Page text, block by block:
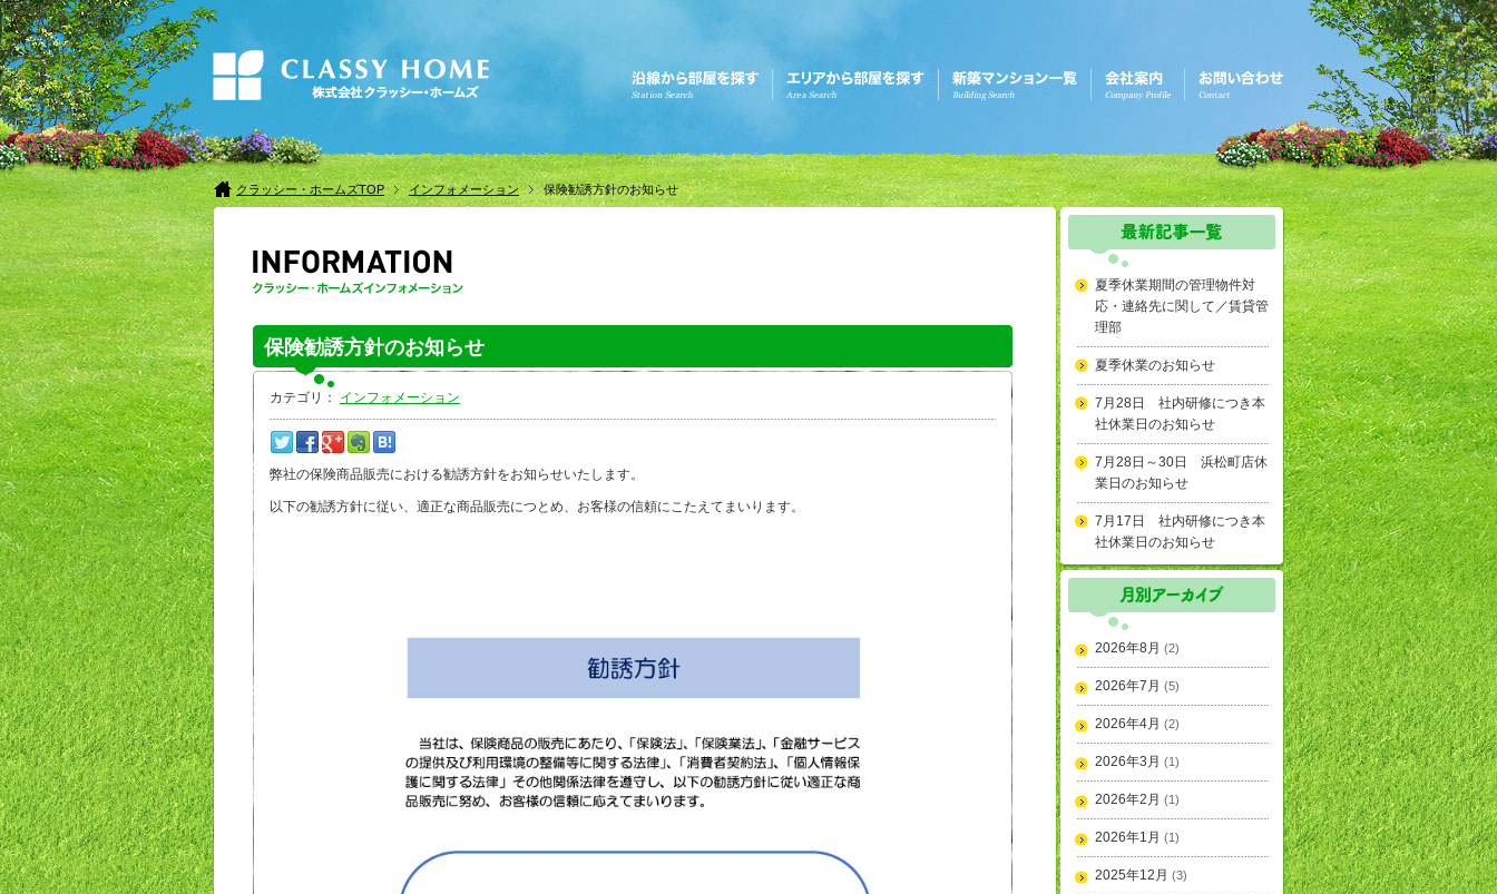
クラッシー・ホームズTOP インフォメーション 保険勧誘方針のお知らせ
保険勧誘方針のお知らせ
カテゴリ： インフォメーション
弊社の保険商品販売における勧誘方針をお知らせいたします。
以下の勧誘方針に従い、適正な商品販売につとめ、お客様の信頼にこたえてまいります。
夏季休業期間の管理物件対
応・連絡先に関して／賃貸管
理部
夏季休業のお知らせ
7月28日 社内研修につき本
社休業日のお知らせ
7月28日～30日 浜松町店休
業日のお知らせ
7月17日 社内研修につき本
社休業日のお知らせ
2026年8月 (2)
2026年7月 (5)
2026年4月 (2)
2026年3月 (1)
2026年2月 (1)
2026年1月 (1)
2025年12月 (3)